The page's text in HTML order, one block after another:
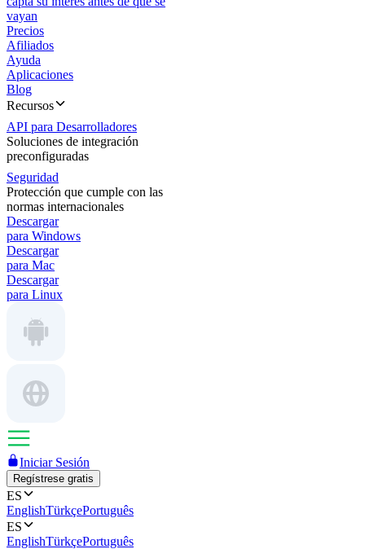
vayan
Precios
Afiliados
Ayuda
Aplicaciones
Blog
Recursos
API para Desarrolladores
Soluciones de integración
preconfiguradas
Seguridad
Protección que cumple con las
normas internacionales
Descargar
para Windows
Descargar
para Mac
Descargar
para Linux
Iniciar Sesión
Regístrese gratis
ES
EnglishTürkçePortuguês
ES
EnglishTürkçePortuguês